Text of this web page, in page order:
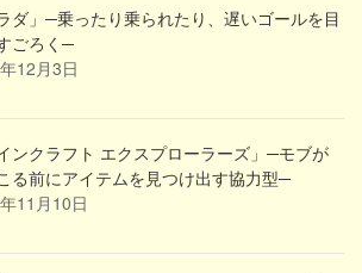
ダ」─乗ったり乗られたり、遅いゴールを目
ごろく─
12月3日
ンクラフト エクスプローラーズ」─モブが
る前にアイテムを見つけ出す協力型─
11月10日